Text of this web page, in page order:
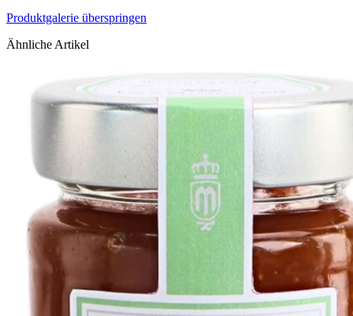
Produktgalerie überspringen
Ähnliche Artikel